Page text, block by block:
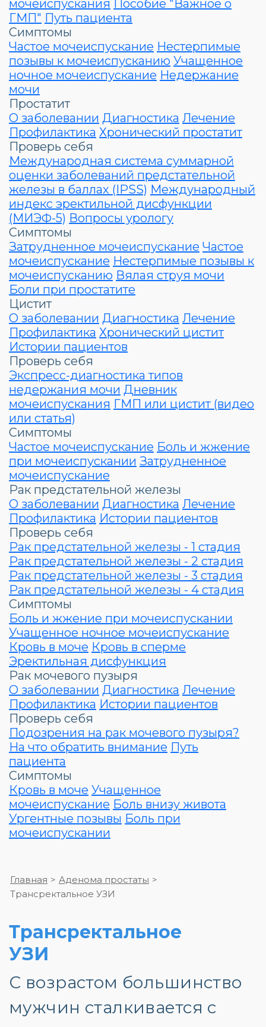
мочеиспускания Пособие "Важное о
ГМП" Путь пациента
Симптомы
Частое мочеиспускание Нестерпимые
позывы к мочеиспусканию Учащенное
ночное мочеиспускание Недержание
мочи
Простатит
О заболевании Диагностика Лечение
Профилактика Хронический простатит
Проверь себя
Международная система суммарной
оценки заболеваний предстательной
железы в баллах (IPSS) Международный
индекс эректильной дисфункции
(МИЭФ-5) Вопросы урологу
Симптомы
Затрудненное мочеиспускание Частое
мочеиспускание Нестерпимые позывы к
мочеиспусканию Вялая струя мочи
Боли при простатите
Цистит
О заболевании Диагностика Лечение
Профилактика Хронический цистит
Истории пациентов
Проверь себя
Экспресс-диагностика типов
недержания мочи Дневник
мочеиспускания ГМП или цистит (видео
или статья)
Симптомы
Частое мочеиспускание Боль и жжение
при мочеиспускании Затрудненное
мочеиспускание
Рак предстательной железы
О заболевании Диагностика Лечение
Профилактика Истории пациентов
Проверь себя
Рак предстательной железы - 1 стадия
Рак предстательной железы - 2 стадия
Рак предстательной железы - 3 стадия
Рак предстательной железы - 4 стадия
Симптомы
Боль и жжение при мочеиспускании
Учащенное ночное мочеиспускание
Кровь в моче Кровь в сперме
Эректильная дисфункция
Рак мочевого пузыря
О заболевании Диагностика Лечение
Профилактика Истории пациентов
Проверь себя
Подозрения на рак мочевого пузыря?
На что обратить внимание Путь
пациента
Симптомы
Кровь в моче Учащенное
мочеиспускание Боль внизу живота
Ургентные позывы Боль при
мочеиспускании
Главная > Аденома простаты >
Трансректальное УЗИ
Трансректальное
УЗИ
С возрастом большинство
мужчин сталкивается с